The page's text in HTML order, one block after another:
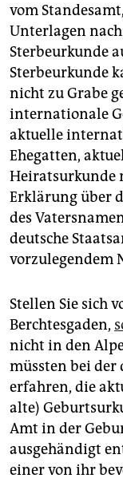
vom
Unterlagen
Sterbeurkunde
Sterbeurkunde
nicht zu Grabe
internationale
aktuelle
Ehegatten,
Heiratsurkunde
Erklärung über
des
deutsche
vorzulegendem
Stellen Sie sich
Berchtesgaden,
nicht in den
müssten bei der
erfahren, die
alte)
Amt in der
ausgehändigt
einer von ihr